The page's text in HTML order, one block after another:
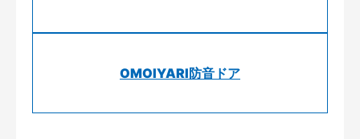
OMOIYARI防音ドア